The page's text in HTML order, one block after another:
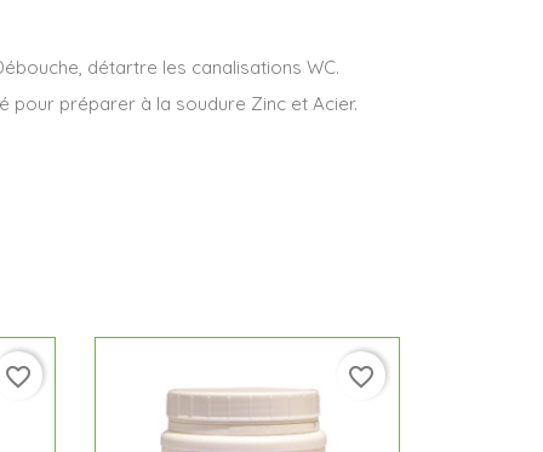
détartre les canalisations WC.
pour préparer à la soudure Zinc et Acier.
favorite_border favorite_border